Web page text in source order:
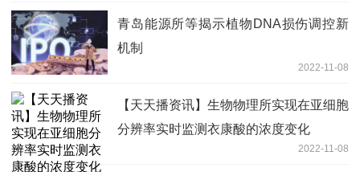
青岛能源所等揭示植物DNA损伤调控新
机制
2022-11-08
【天天播资讯】生物物理所实现在亚细胞
分辨率实时监测衣康酸的浓度变化
2022-11-08